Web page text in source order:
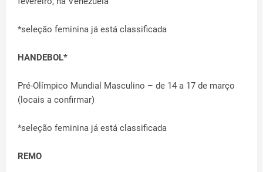
*seleção feminina já está classificada
HANDEBOL*
Pré-Olímpico Mundial Masculino – de 14 a 17 de março
(locais a confirmar)
*seleção feminina já está classificada
REMO